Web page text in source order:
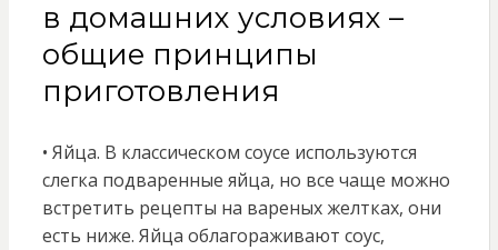
в домашних условиях –
общие принципы
приготовления
• Яйца. В классическом соусе используются
слегка подваренные яйца, но все чаще можно
встретить рецепты на вареных желтках, они
есть ниже. Яйца облагораживают соус,